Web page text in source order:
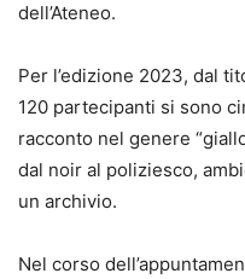
dell’Ateneo.
Per l’edizione 2023, dal
120 partecipanti si sono
racconto nel genere
dal noir al poliziesco,
un archivio.
Nel corso